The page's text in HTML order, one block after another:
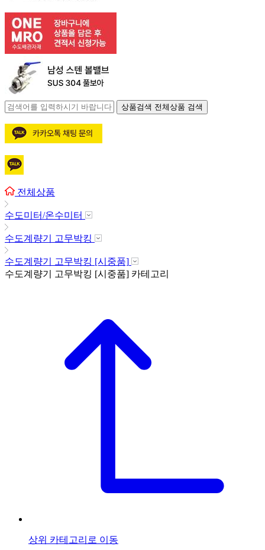
상품검색 전체상품 검색
전체상품
수도미터/온수미터
수도계량기 고무박킹
수도계량기 고무박킹 [시중품]
수도계량기 고무박킹 [시중품] 카테고리
상위 카테고리로 이동